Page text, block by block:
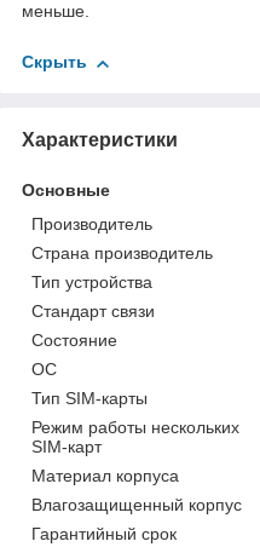
меньше.
Скрыть
Характеристики
Основные
Производитель
Страна производитель
Тип устройства
Стандарт связи
Состояние
ОС
Тип SIM-карты
Режим работы нескольких
SIM-карт
Материал корпуса
Влагозащищенный корпус
Гарантийный срок